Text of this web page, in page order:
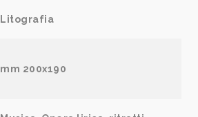
Litografia
mm 200x190